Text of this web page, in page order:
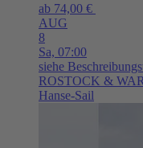
ab 74,00 €
AUG
8
Sa, 07:00
siehe
ROSTOCK &
Hanse-Sail